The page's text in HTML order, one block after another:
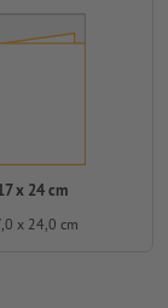
x 24 cm
x 24,0 cm